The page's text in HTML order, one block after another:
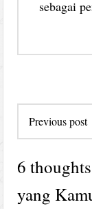
sebagai
navigation
Previous post
6
yang